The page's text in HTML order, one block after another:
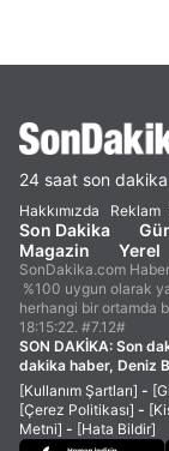
24 saat son dakika
Hakkımızda Reklam
Son Dakika
Magazin
Yerel
SonDakika.com
%100 uygun olarak
herhangi bir ortamda
18:15:22. #7.12#
SON DAKİKA: Son
dakika haber, Deniz
[Kullanım Şartları] -
[Çerez Politikası] -
Metni] - [Hata Bildir]